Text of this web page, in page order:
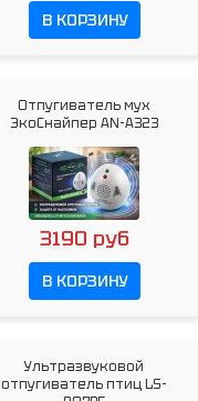
В КОРЗИНУ
Отпугиватель мух
ЭкоСнайпер AN-A323
3190 руб
В КОРЗИНУ
Ультразвуковой
отпугиватель птиц LS-